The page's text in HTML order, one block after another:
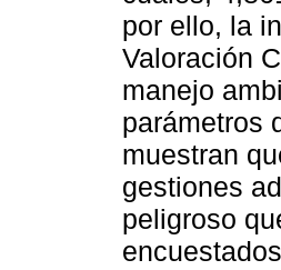
por ello, la
Valoración
manejo
parámetros
muestran
gestiones
peligroso